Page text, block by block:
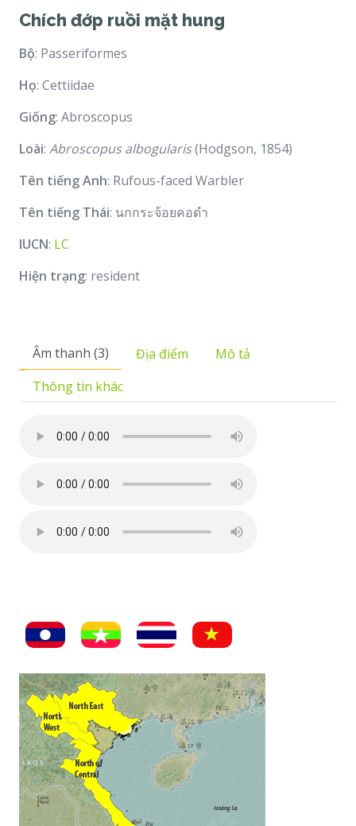
Chích đớp ruồi mặt hung
Bộ: Passeriformes
Họ: Cettiidae
Giống: Abroscopus
Loài: Abroscopus albogularis(Hodgson, 1854)
Tên tiếng Anh: Rufous-faced Warbler
Tên tiếng Thái: นกกระจ้อยคอดำ
IUCN: LC
Hiện trạng: resident
Âm thanh (3) Địa điểm
Mô tả
Thông tin khác